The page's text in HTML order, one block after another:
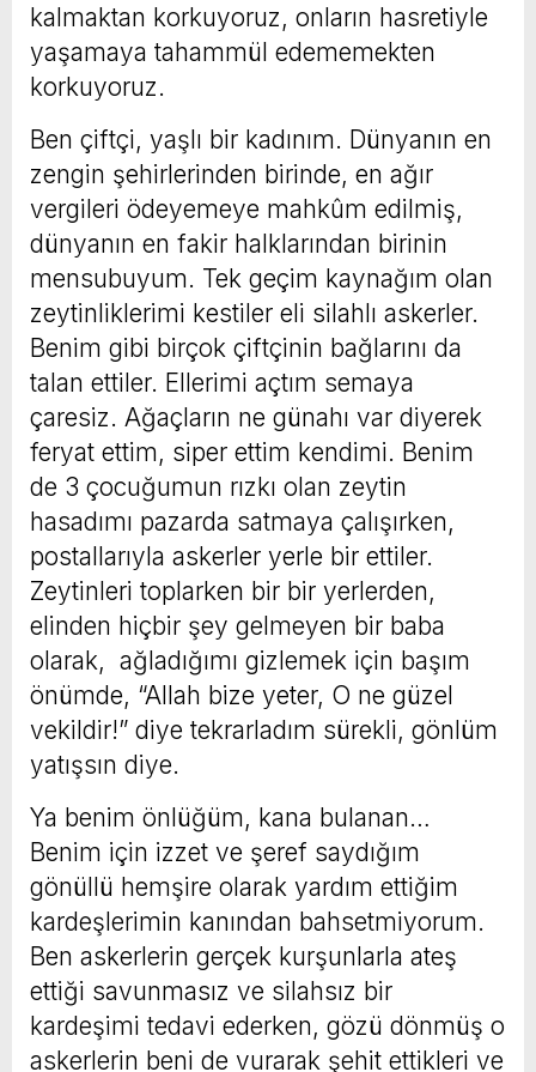
kalmaktan korkuyoruz, onların hasretiyle
yaşamaya tahammül edememekten
korkuyoruz.
Ben çiftçi, yaşlı bir kadınım. Dünyanın en
zengin şehirlerinden birinde, en ağır
vergileri ödeyemeye mahkûm edilmiş,
dünyanın en fakir halklarından birinin
mensubuyum. Tek geçim kaynağım olan
zeytinliklerimi kestiler eli silahlı askerler.
Benim gibi birçok çiftçinin bağlarını da
talan ettiler. Ellerimi açtım semaya
çaresiz. Ağaçların ne günahı var diyerek
feryat ettim, siper ettim kendimi. Benim
de 3 çocuğumun rızkı olan zeytin
hasadımı pazarda satmaya çalışırken,
postallarıyla askerler yerle bir ettiler.
Zeytinleri toplarken bir bir yerlerden,
elinden hiçbir şey gelmeyen bir baba
olarak, ağladığımı gizlemek için başım
önümde, “Allah bize yeter, O ne güzel
vekildir!” diye tekrarladım sürekli, gönlüm
yatışsın diye.
Ya benim önlüğüm, kana bulanan…
Benim için izzet ve şeref saydığım
gönüllü hemşire olarak yardım ettiğim
kardeşlerimin kanından bahsetmiyorum.
Ben askerlerin gerçek kurşunlarla ateş
ettiği savunmasız ve silahsız bir
kardeşimi tedavi ederken, gözü dönmüş o
askerlerin beni de vurarak şehit ettikleri ve